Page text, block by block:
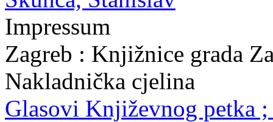
Impressum
Zagreb : Knjižnice grada
Nakladnička cjelina
Glasovi Književnog petka